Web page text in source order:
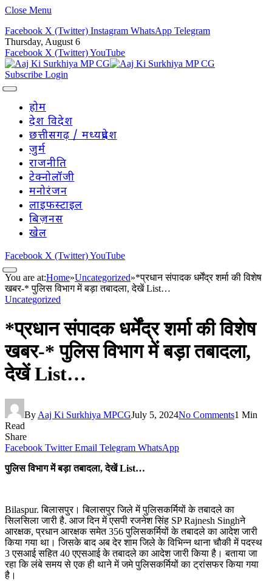
Close Menu
Facebook X (Twitter) Instagram WhatsApp Telegram
Thursday, August 6
Facebook X (Twitter)YouTube
Subscribe Login
होम
देश विदेश
छत्तीसगढ़ / मध्यप्रदेश
जुर्म
राजनीति
टेक्नोलॉजी
मनोरंजन
लाइफस्टाइल
बिज़नस
खेल
Facebook X (Twitter)YouTube
You are at:Home»Uncategorized»*प्रधान संपादक धर्मेंद्र शर्मा की विशेष
खबर-* पुलिस विभाग में बड़ा तबादला, देखें List…
Uncategorized
*प्रधान संपादक धर्मेंद्र शर्मा की विशेष
खबर-* पुलिस विभाग में बड़ा तबादला,
देखें List…
By Aaj Ki Surkhiya MPCGJuly 5, 2024No Comments1 Min
Read
Share
Facebook Twitter Email Telegram WhatsApp
पुलिस विभाग में बड़ा तबादला, देखें List…
Bilaspur. बिलासपुर। बिलासपुर जिले में पुलिसकर्मियों के तबादले का
सिलसिला जारी है. आज दिन में एसपी रजनेश सिंह SP Rajnesh Singhने
आरक्षक, प्रधान आरक्षक समेत 356 पुलिसकर्मियों के तबादले का आदेश जारी
किया गया था। जिसके बाद अब देर शाम जिले के विभिन्न थाना चौकी में पदस्थ
3 एसआई सहित 40 एएसआई के तबादले का आदेश जारी किया है। बताया जा
रहा कि लंबे समय से एक ही थाने में जमे पुलिसकर्मियों का ट्रांसफर किया गया
है।